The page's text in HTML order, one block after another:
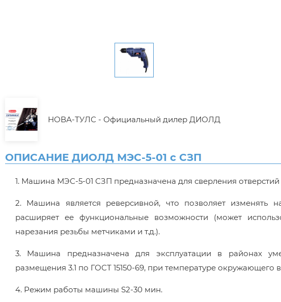
НОВА-ТУЛС - Официальный дилер ДИОЛД
ОПИСАНИЕ ДИОЛД МЭС-5-01 с СЗП
1. Машина МЭС-5-01 СЗП предназначена для сверления отверстий
2. Машина является реверсивной, что позволяет
расширяет ее функциональные возможности (может
нарезания резьбы метчиками и т.д.).
3. Машина предназначена для эксплуатации в районах
размещения 3.1 по ГОСТ 15150-69, при температуре окружающего
4. Режим работы машины S2-30 мин.